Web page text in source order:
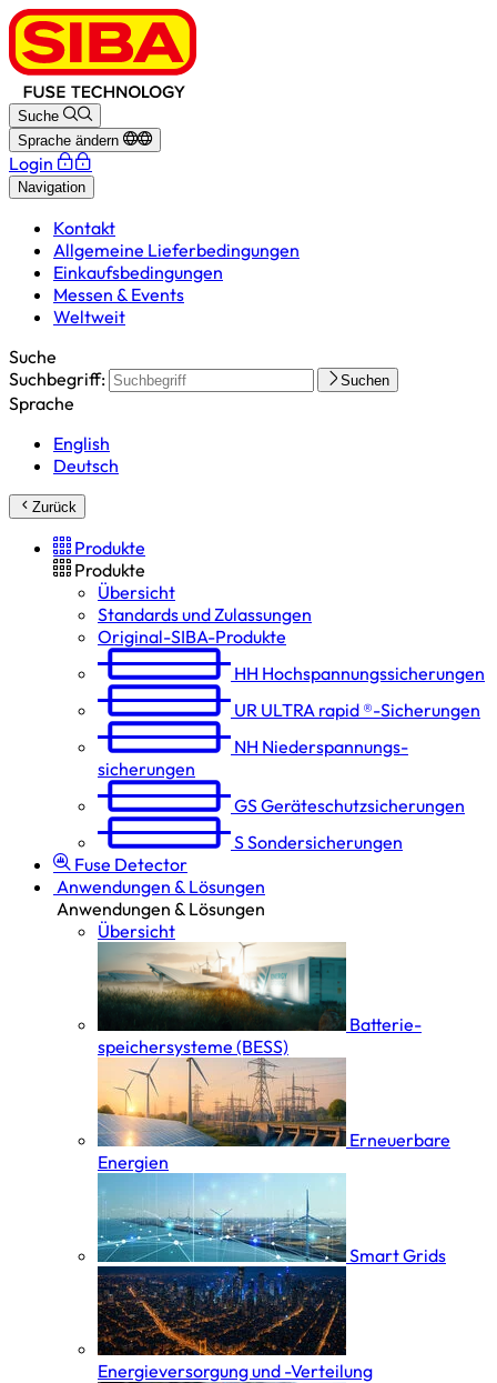
Suche
Sprache ändern
Login
Navigation
Kontakt
Allgemeine Lieferbedingungen
Einkaufsbedingungen
Messen & Events
Weltweit
Suche
Suchbegriff:
Suchen
Sprache
English
Deutsch
Zurück
Produkte
Produkte
Übersicht
Standards und Zulassungen
Original-SIBA-Produkte
HH Hochspannungs­sicherungen
UR ULTRA rapid ®-Sicherungen
NH Niederspannungs­
sicherungen
GSGeräteschutz­sicherungen
SSondersicherungen
Fuse Detector
Anwendungen & Lösungen
Anwendungen & Lösungen
Übersicht
Batterie­
speicher­systeme (BESS)
Erneuerbare
Energien
Smart Grids
Energieversorgung und -Verteilung